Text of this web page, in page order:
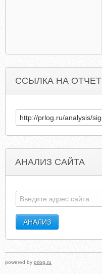
ССЫЛКА НА ОТЧЕТ
АНАЛИЗ САЙТА
powered by prlog.ru